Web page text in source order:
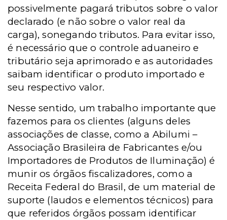
possivelmente pagará tributos sobre o valor
declarado (e não sobre o valor real da
carga), sonegando tributos. Para evitar isso,
é necessário que o controle aduaneiro e
tributário seja aprimorado e as autoridades
saibam identificar o produto importado e
seu respectivo valor.
Nesse sentido, um trabalho importante que
fazemos para os clientes (alguns deles
associações de classe, como a Abilumi –
Associação Brasileira de Fabricantes e/ou
Importadores de Produtos de Iluminação) é
munir os órgãos fiscalizadores, como a
Receita Federal do Brasil, de um material de
suporte (laudos e elementos técnicos) para
que referidos órgãos possam identificar